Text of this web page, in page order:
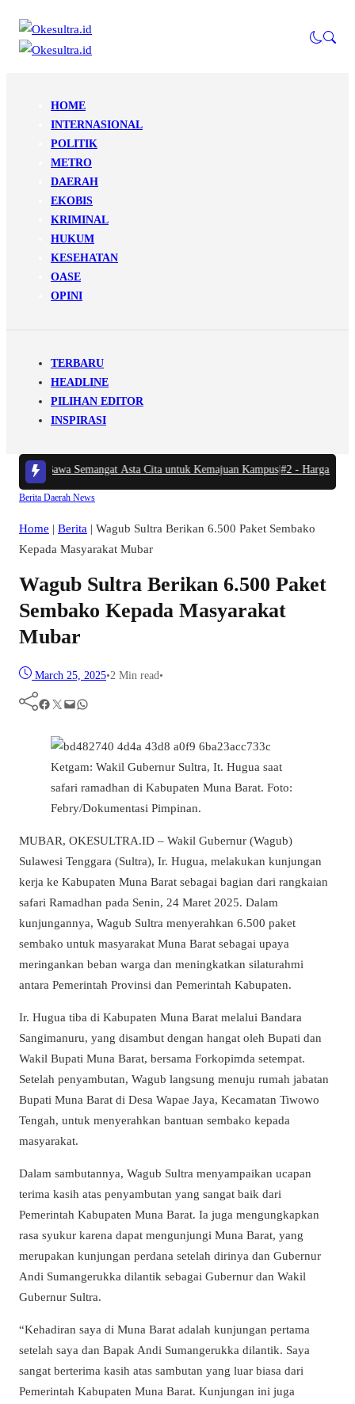
HOME
INTERNASIONAL
POLITIK
METRO
DAERAH
EKOBIS
KRIMINAL
HUKUM
KESEHATAN
OASE
OPINI
TERBARU
HEADLINE
PILIHAN EDITOR
INSPIRASI
Bawa Semangat Asta Cita untuk Kemajuan Kampus|#2 -Harga BBM
Berita Daerah News
Home | Berita | Wagub Sultra Berikan 6.500 Paket Sembako
Kepada Masyarakat Mubar
Wagub Sultra Berikan 6.500 Paket
Sembako Kepada Masyarakat
Mubar
March 25, 2025•2 Min read•
Facebook Twitter Mail WhatsApp
Ketgam: Wakil Gubernur Sultra, It. Hugua saat
safari ramadhan di Kabupaten Muna Barat. Foto:
Febry/Dokumentasi Pimpinan.
MUBAR, OKESULTRA.ID – Wakil Gubernur (Wagub)
Sulawesi Tenggara (Sultra), Ir. Hugua, melakukan kunjungan
kerja ke Kabupaten Muna Barat sebagai bagian dari rangkaian
safari Ramadhan pada Senin, 24 Maret 2025. Dalam
kunjungannya, Wagub Sultra menyerahkan 6.500 paket
sembako untuk masyarakat Muna Barat sebagai upaya
meringankan beban warga dan meningkatkan silaturahmi
antara Pemerintah Provinsi dan Pemerintah Kabupaten.
Ir. Hugua tiba di Kabupaten Muna Barat melalui Bandara
Sangimanuru, yang disambut dengan hangat oleh Bupati dan
Wakil Bupati Muna Barat, bersama Forkopimda setempat.
Setelah penyambutan, Wagub langsung menuju rumah jabatan
Bupati Muna Barat di Desa Wapae Jaya, Kecamatan Tiwowo
Tengah, untuk menyerahkan bantuan sembako kepada
masyarakat.
Dalam sambutannya, Wagub Sultra menyampaikan ucapan
terima kasih atas penyambutan yang sangat baik dari
Pemerintah Kabupaten Muna Barat. Ia juga mengungkapkan
rasa syukur karena dapat mengunjungi Muna Barat, yang
merupakan kunjungan perdana setelah dirinya dan Gubernur
Andi Sumangerukka dilantik sebagai Gubernur dan Wakil
Gubernur Sultra.
“Kehadiran saya di Muna Barat adalah kunjungan pertama
setelah saya dan Bapak Andi Sumangerukka dilantik. Saya
sangat berterima kasih atas sambutan yang luar biasa dari
Pemerintah Kabupaten Muna Barat. Kunjungan ini juga